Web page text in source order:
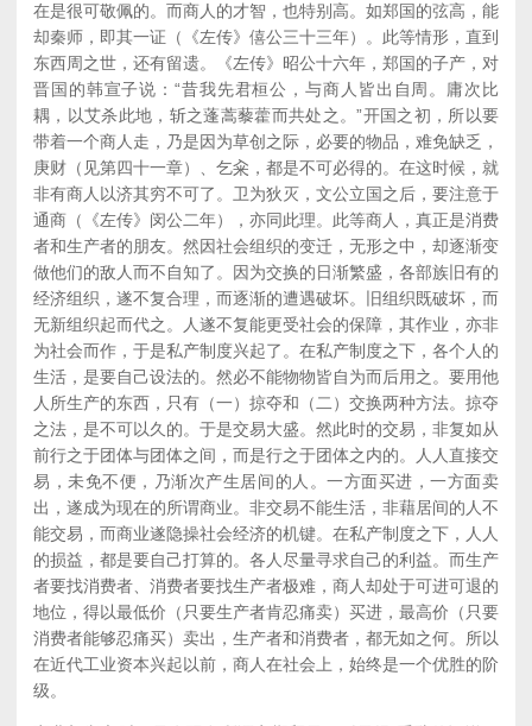
在是很可敬佩的。而商人的才智，也特别高。如郑国的弦高，能
却秦师，即其一证（《左传》僖公三十三年）。此等情形，直到
东西周之世，还有留遗。《左传》昭公十六年，郑国的子产，对
晋国的韩宣子说：“昔我先君桓公，与商人皆出自周。庸次比
耦，以艾杀此地，斩之蓬蒿藜藿而共处之。”开国之初，所以要
带着一个商人走，乃是因为草创之际，必要的物品，难免缺乏，
庚财（见第四十一章）、乞籴，都是不可必得的。在这时候，就
非有商人以济其穷不可了。卫为狄灭，文公立国之后，要注意于
通商（《左传》闵公二年），亦同此理。此等商人，真正是消费
者和生产者的朋友。然因社会组织的变迁，无形之中，却逐渐变
做他们的敌人而不自知了。因为交换的日渐繁盛，各部族旧有的
经济组织，遂不复合理，而逐渐的遭遇破坏。旧组织既破坏，而
无新组织起而代之。人遂不复能更受社会的保障，其作业，亦非
为社会而作，于是私产制度兴起了。在私产制度之下，各个人的
生活，是要自己设法的。然必不能物物皆自为而后用之。要用他
人所生产的东西，只有（一）掠夺和（二）交换两种方法。掠夺
之法，是不可以久的。于是交易大盛。然此时的交易，非复如从
前行之于团体与团体之间，而是行之于团体之内的。人人直接交
易，未免不便，乃渐次产生居间的人。一方面买进，一方面卖
出，遂成为现在的所谓商业。非交易不能生活，非藉居间的人不
能交易，而商业遂隐操社会经济的机键。在私产制度之下，人人
的损益，都是要自己打算的。各人尽量寻求自己的利益。而生产
者要找消费者、消费者要找生产者极难，商人却处于可进可退的
地位，得以最低价（只要生产者肯忍痛卖）买进，最高价（只要
消费者能够忍痛买）卖出，生产者和消费者，都无如之何。所以
在近代工业资本兴起以前，商人在社会上，始终是一个优胜的阶
级。